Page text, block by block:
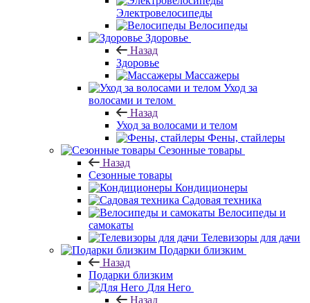
Электровелосипеды
Велосипеды
Здоровье
Назад
Здоровье
Массажеры
Уход за
волосами и телом
Назад
Уход за волосами и телом
Фены, стайлеры
Сезонные товары
Назад
Сезонные товары
Кондиционеры
Садовая техника
Велосипеды и
самокаты
Телевизоры для дачи
Подарки близким
Назад
Подарки близким
Для Него
Назад